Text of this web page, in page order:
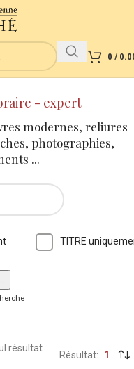
0 /
- expert
modernes, reliures
photographies,
...
TITRE
résultat
Résultat 1